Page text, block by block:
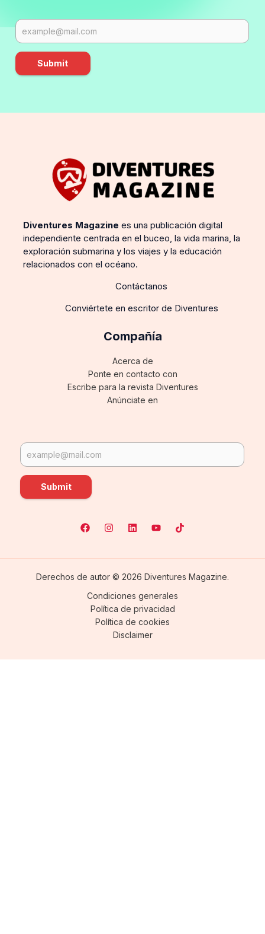
Submit
Diventures Magazine es una publicación digital
independiente centrada en el buceo, la vida marina, la
exploración submarina y los viajes y la educación
relacionados con el océano.
Contáctanos
Conviértete en escritor de Diventures
Compañía
Acerca de
Ponte en contacto con
Escribe para la revista Diventures
Anúnciate en
Submit
Derechos de autor © 2026 Diventures Magazine.
Condiciones generales
Política de privacidad
Política de cookies
Disclaimer